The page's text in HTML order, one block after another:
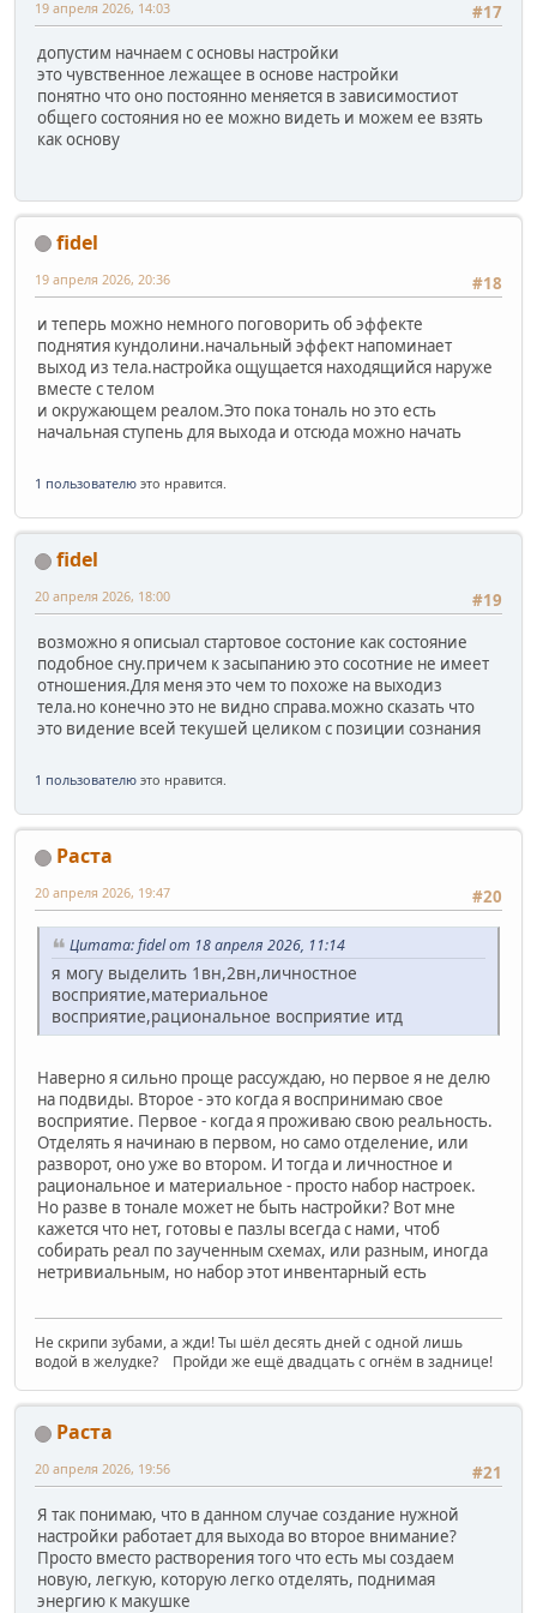
#17
19 апреля 2026, 14:03
допустим начнаем с основы настройки
это чувственное лежащее в основе настройки
понятно что оно постоянно меняется в зависимостиот
общего состояния но ее можно видеть и можем ее взять
как основу
fidel
#18
19 апреля 2026, 20:36
и теперь можно немного поговорить об эффекте
поднятия кундолини.начальный эффект напоминает
выход из тела.настройка ощущается находящийся наруже
вместе с телом
и окружающем реалом.Это пока тональ но это есть
начальная ступень для выхода и отсюда можно начать
1 пользователю это нравится.
fidel
#19
20 апреля 2026, 18:00
возможно я описыал стартовое состоние как состояние
подобное сну.причем к засыпанию это сосотние не имеет
отношения.Для меня это чем то похоже на выходиз
тела.но конечно это не видно справа.можно сказать что
это видение всей текушей целиком с позиции сознания
1 пользователю это нравится.
Раста
#20
20 апреля 2026, 19:47
Цитата: fidel от 18 апреля 2026, 11:14
я могу выделить 1вн,2вн,личностное
восприятие,материальное
восприятие,рациональное восприятие итд
Наверно я сильно проще рассуждаю, но первое я не делю
на подвиды. Второе - это когда я воспринимаю свое
восприятие. Первое - когда я проживаю свою реальность.
Отделять я начинаю в первом, но само отделение, или
разворот, оно уже во втором. И тогда и личностное и
рациональное и материальное - просто набор настроек.
Но разве в тонале может не быть настройки? Вот мне
кажется что нет, готовы е пазлы всегда с нами, чтоб
собирать реал по заученным схемах, или разным, иногда
нетривиальным, но набор этот инвентарный есть
Не скрипи зубами, а жди! Ты шёл десять дней с одной лишь
водой в желудке? Пройди же ещё двадцать с огнём в заднице!
Раста
#21
20 апреля 2026, 19:56
Я так понимаю, что в данном случае создание нужной
настройки работает для выхода во второе внимание?
Просто вместо растворения того что есть мы создаем
новую, легкую, которую легко отделять, поднимая
энергию к макушке